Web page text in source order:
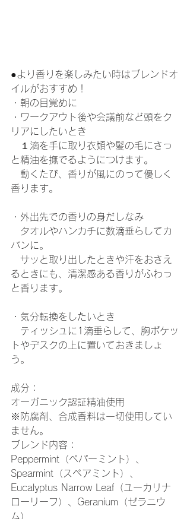
●より香りを楽しみたい時はブレンドオ
イルがおすすめ！
・朝の目覚めに
・ワークアウト後や会議前など頭をク
リアにしたいとき
１滴を手に取り衣類や髪の毛にさっ
と精油を撫でるようにつけます。
動くたび、香りが風にのって優しく
香ります。
・外出先での香りの身だしなみ
タオルやハンカチに数滴垂らしてカ
バンに。
サッと取り出したときや汗をおさえ
るときにも、清潔感ある香りがふわっ
と香ります。
・気分転換をしたいとき
ティッシュに1滴垂らして、胸ポケッ
トやデスクの上に置いておきましょ
う。
成分：
オーガニック認証精油使用
※防腐剤、合成香料は一切使用してい
ません。
ブレンド内容：
Peppermint（ペパーミント）、
Spearmint（スペアミント）、
Eucalyptus Narrow Leaf（ユーカリナ
ローリーフ）、Geranium（ゼラニウ
ム）